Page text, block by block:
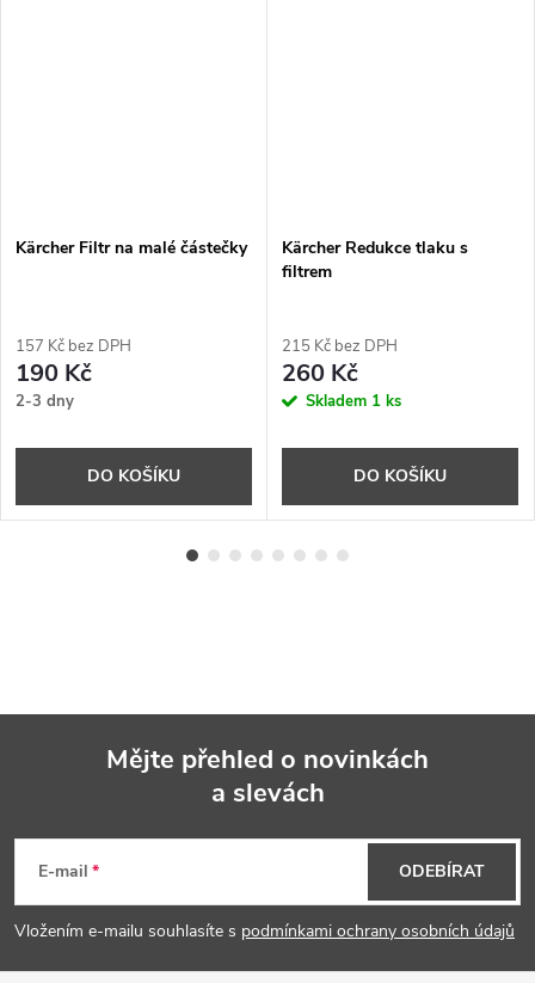
Kärcher Filtr na malé částečky
157 Kč bez DPH
190 Kč
2-3 dny
DO KOŠÍKU
Kärcher Redukce tlaku s
filtrem
215 Kč bez DPH
260 Kč
Skladem 1 ks
DO KOŠÍKU
p
Mějte přehled o novinkách
a slevách
E-mail
Vložením e-mailu souhlasíte s podmínkami ochrany osobních údajů
ODEBÍRAT